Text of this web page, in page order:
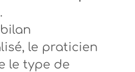
.
le praticien
le type de